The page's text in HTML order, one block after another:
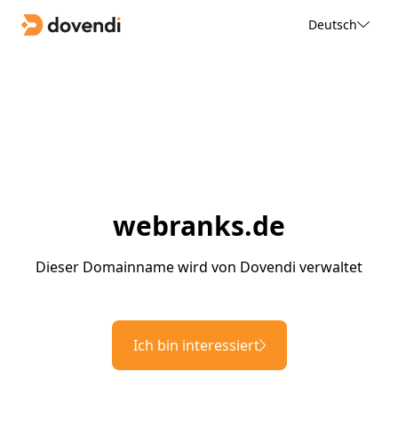
Deutsch
webranks.de
Dieser Domainname wird von Dovendi verwaltet
Ich bin interessiert